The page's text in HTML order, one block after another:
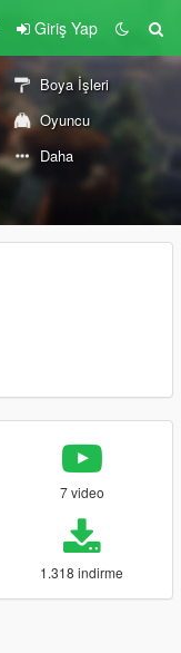
Giriş Yap
Boya İşleri
Oyuncu
Daha
7 video
1.318 indirme